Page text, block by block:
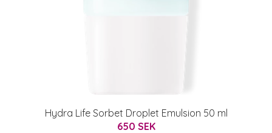
Hydra Life Sorbet Droplet Emulsion 50 ml
650 SEK